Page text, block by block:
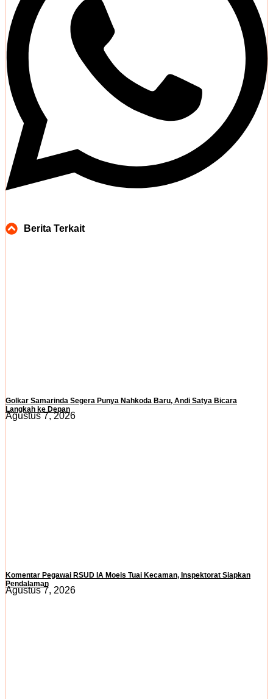
Berita Terkait
Golkar Samarinda Segera Punya Nahkoda Baru, Andi Satya Bicara
Langkah ke Depan
Agustus 7, 2026
Komentar Pegawai RSUD IA Moeis Tuai Kecaman, Inspektorat Siapkan
Pendalaman
Agustus 7, 2026